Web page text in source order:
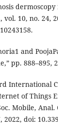
vol. 10, no. 24,
and
pp. 888–895,
International
of Things
Mobile, Anal.
2022, doi: